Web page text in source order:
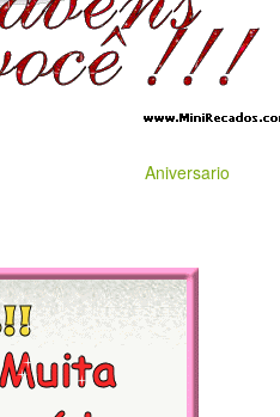
Aniversario